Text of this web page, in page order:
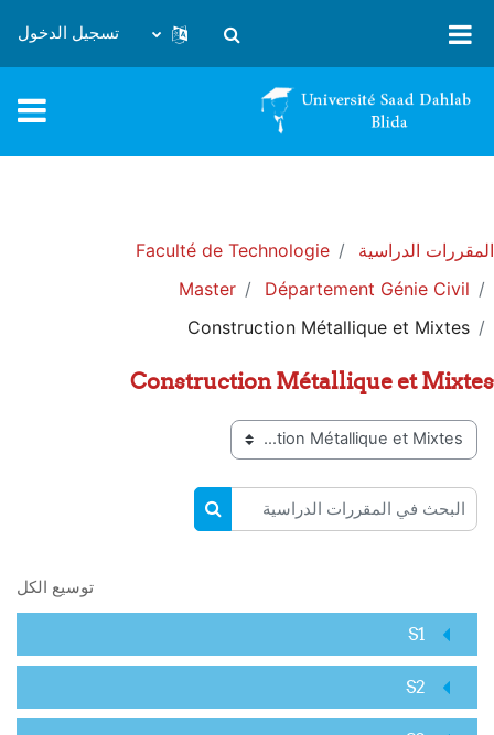
تبديل إدخال البحث
تسجيل الدخول
المقررات الدراسية
Faculté de Technologie
Département Génie Civil
Master
Construction Métallique et Mixtes
Construction Métallique et Mixtes
تصنيفات المقررات
البحث في المقررات الدراسية
البحث في المقررات الدراسية
توسيع الكل
S1
S2